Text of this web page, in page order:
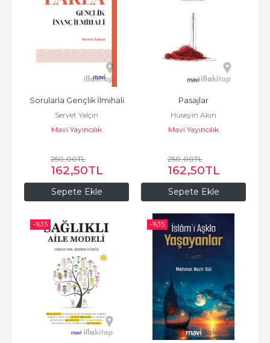
Sepete Ekle
Sorularla Gençlik İlmihali
Servet Yalçın
Mavi Yayıncılık
250,00TL
162,50TL
Sepete Ekle
Pasajlar
Hüseyin Akın
Mavi Yayıncılık
250,00TL
162,50TL
-%35 -%35